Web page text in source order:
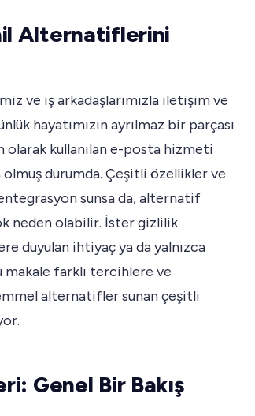
Alternatiflerini
ve iş arkadaşlarımızla iletişim ve
hayatımızın ayrılmaz bir parçası
olarak kullanılan e-posta hizmeti
olmuş durumda. Çeşitli özellikler ve
sunsa da, alternatif
neden olabilir. İster gizlilik
duyulan ihtiyaç ya da yalnızca
makale farklı tercihlere ve
alternatifler sunan çeşitli
Genel Bir Bakış